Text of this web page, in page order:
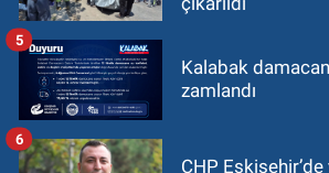
Kalabak
zamlandı
5
CHP
6